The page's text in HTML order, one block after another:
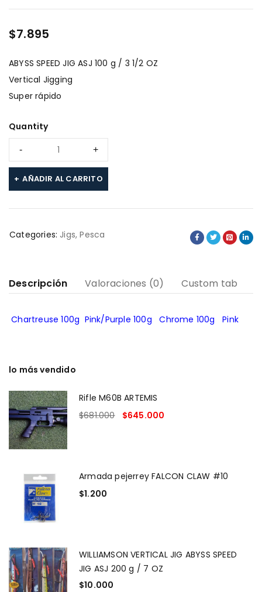
lo más vendido
Rifle M60B ARTEMIS
$681.000 $645.000
Armada pejerrey FALCON CLAW #10
$1.200
WILLIAMSON VERTICAL JIG ABYSS SPEED
JIG ASJ 200 g / 7 OZ
$10.000
$7.895
ABYSS SPEED JIG ASJ 100 g / 3 1/2 OZ
Vertical Jigging
Super rápido
Quantity
AÑADIR AL CARRITO
Categories: Jigs,Pesca
Descripción Valoraciones (0) Custom tab
Chartreuse 100g Pink/Purple 100g Chrome 100g Pink